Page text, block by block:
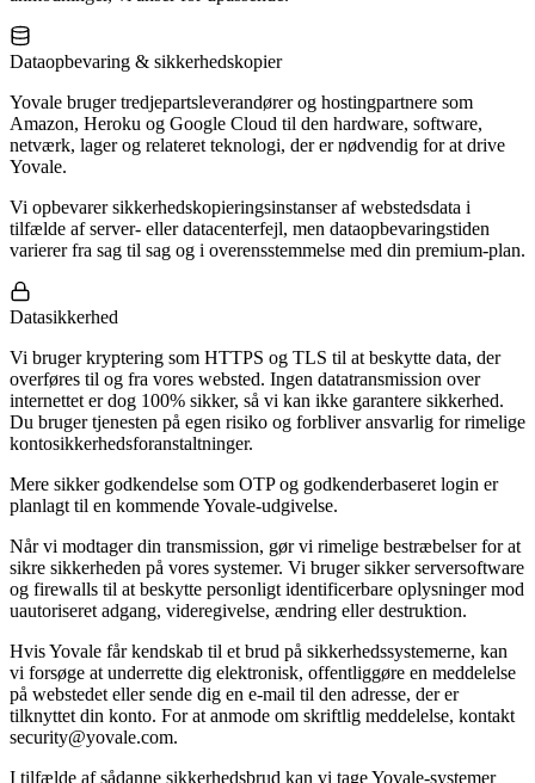
Dataopbevaring & sikkerhedskopier
Yovale bruger tredjepartsleverandører og hostingpartnere som
Amazon, Heroku og Google Cloud til den hardware, software,
netværk, lager og relateret teknologi, der er nødvendig for at drive
Yovale.
Vi opbevarer sikkerhedskopieringsinstanser af webstedsdata i
tilfælde af server- eller datacenterfejl, men dataopbevaringstiden
varierer fra sag til sag og i overensstemmelse med din premium-plan.
Datasikkerhed
Vi bruger kryptering som HTTPS og TLS til at beskytte data, der
overføres til og fra vores websted. Ingen datatransmission over
internettet er dog 100% sikker, så vi kan ikke garantere sikkerhed.
Du bruger tjenesten på egen risiko og forbliver ansvarlig for rimelige
kontosikkerhedsforanstaltninger.
Mere sikker godkendelse som OTP og godkenderbaseret login er
planlagt til en kommende Yovale-udgivelse.
Når vi modtager din transmission, gør vi rimelige bestræbelser for at
sikre sikkerheden på vores systemer. Vi bruger sikker serversoftware
og firewalls til at beskytte personligt identificerbare oplysninger mod
uautoriseret adgang, videregivelse, ændring eller destruktion.
Hvis Yovale får kendskab til et brud på sikkerhedssystemerne, kan
vi forsøge at underrette dig elektronisk, offentliggøre en meddelelse
på webstedet eller sende dig en e-mail til den adresse, der er
tilknyttet din konto. For at anmode om skriftlig meddelelse, kontakt
security@yovale.com.
I tilfælde af sådanne sikkerhedsbrud kan vi tage Yovale-systemer